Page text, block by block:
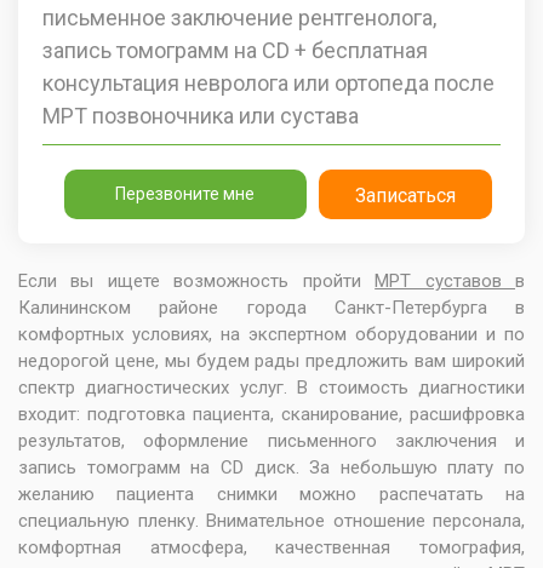
письменное заключение рентгенолога,
запись томограмм на CD + бесплатная
консультация невролога или ортопеда после
МРТ позвоночника или сустава
Перезвоните мне Записаться
Если вы ищете возможность пройти МРТ суставовв
Калининском районе города Санкт-Петербурга в
комфортных условиях, на экспертном оборудовании и по
недорогой цене, мы будем рады предложить вам широкий
спектр диагностических услуг. В стоимость диагностики
входит: подготовка пациента, сканирование, расшифровка
результатов, оформление письменного заключения и
запись томограмм на CD диск. За небольшую плату по
желанию пациента снимки можно распечатать на
специальную пленку. Внимательное отношение персонала,
комфортная атмосфера, качественная томография,